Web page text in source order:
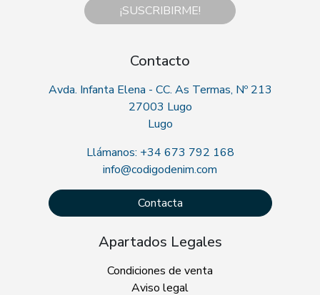
¡SUSCRIBIRME!
Contacto
Avda. Infanta Elena - CC. As Termas, Nº 213
27003 Lugo
Lugo
Llámanos: +34 673 792 168
info@codigodenim.com
Contacta
Apartados Legales
Condiciones de venta
Aviso legal